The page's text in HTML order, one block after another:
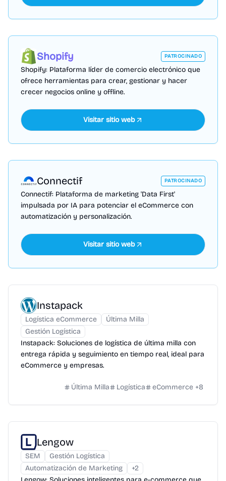
Shopify PATROCINADO
Shopify: Plataforma líder de comercio electrónico que
ofrece herramientas para crear, gestionar y hacer
crecer negocios online y offline.
Visitar sitio web
Connectif PATROCINADO
Connectif: Plataforma de marketing 'Data First'
impulsada por IA para potenciar el eCommerce con
automatización y personalización.
Visitar sitio web
Instapack
Logística eCommerce
Última Milla
Gestión Logística
Instapack: Soluciones de logística de última milla con
entrega rápida y seguimiento en tiempo real, ideal para
eCommerce y empresas.
Última Milla Logística eCommerce +8
Lengow
SEM
Gestión Logística
Automatización de Marketing
+2